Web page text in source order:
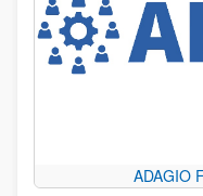
ADAGIO